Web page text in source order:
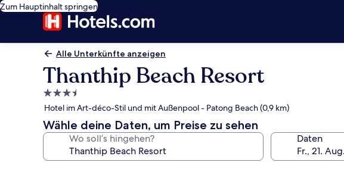
Zum Hauptinhalt springen
Alle Unterkünfte anzeigen
Thanthip Beach Resort
3.5-
Sterne-
Unterkunft
Hotel im Art-déco-Stil und mit Außenpool - Patong Beach (0,9 km)
Wähle deine Daten, um Preise zu sehen
Wo soll’s hingehen? Daten